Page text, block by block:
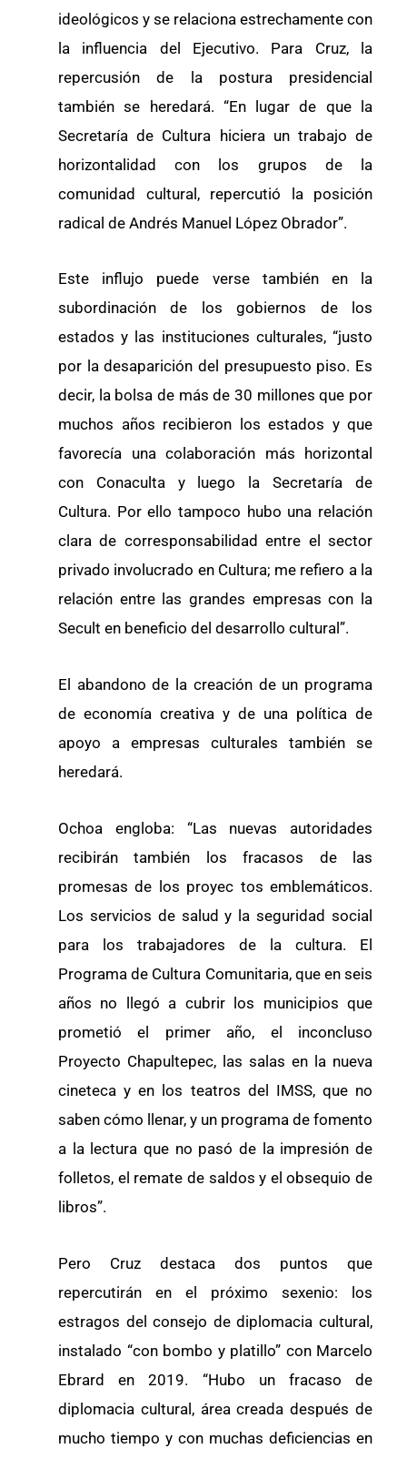
ideológicos y se relaciona estrechamente con
la influencia del Ejecutivo. Para Cruz, la
repercusión de la postura presidencial
también se heredará. “En lugar de que la
Secretaría de Cultura hiciera un trabajo de
horizontalidad con los grupos de la
comunidad cultural, repercutió la posición
radical de Andrés Manuel López Obrador”.
Este influjo puede verse también en la
subordinación de los gobiernos de los
estados y las instituciones culturales, “justo
por la desaparición del presupuesto piso. Es
decir, la bolsa de más de 30 millones que por
muchos años recibieron los estados y que
favorecía una colaboración más horizontal
con Conaculta y luego la Secretaría de
Cultura. Por ello tampoco hubo una relación
clara de corresponsabilidad entre el sector
privado involucrado en Cultura; me refiero a la
relación entre las grandes empresas con la
Secult en beneficio del desarrollo cultural”.
El abandono de la creación de un programa
de economía creativa y de una política de
apoyo a empresas culturales también se
heredará.
Ochoa engloba: “Las nuevas autoridades
recibirán también los fracasos de las
promesas de los proyec tos emblemáticos.
Los servicios de salud y la seguridad social
para los trabajadores de la cultura. El
Programa de Cultura Comunitaria, que en seis
años no llegó a cubrir los municipios que
prometió el primer año, el inconcluso
Proyecto Chapultepec, las salas en la nueva
cineteca y en los teatros del IMSS, que no
saben cómo llenar, y un programa de fomento
a la lectura que no pasó de la impresión de
folletos, el remate de saldos y el obsequio de
libros”.
Pero Cruz destaca dos puntos que
repercutirán en el próximo sexenio: los
estragos del consejo de diplomacia cultural,
instalado “con bombo y platillo” con Marcelo
Ebrard en 2019. “Hubo un fracaso de
diplomacia cultural, área creada después de
mucho tiempo y con muchas deficiencias en